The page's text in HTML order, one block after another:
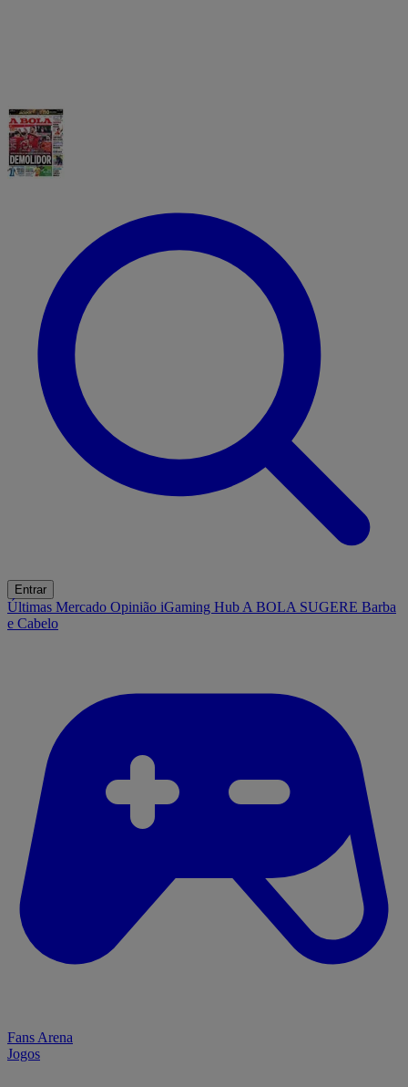
Entrar
Últimas Mercado Opinião iGaming Hub A BOLA SUGERE Barba
e Cabelo
Fans Arena
Jogos